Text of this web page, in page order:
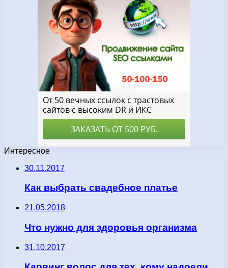
Интересное
30.11.2017
Как выбрать свадебное платье
21.05.2018
Что нужно для здоровья организма
31.10.2017